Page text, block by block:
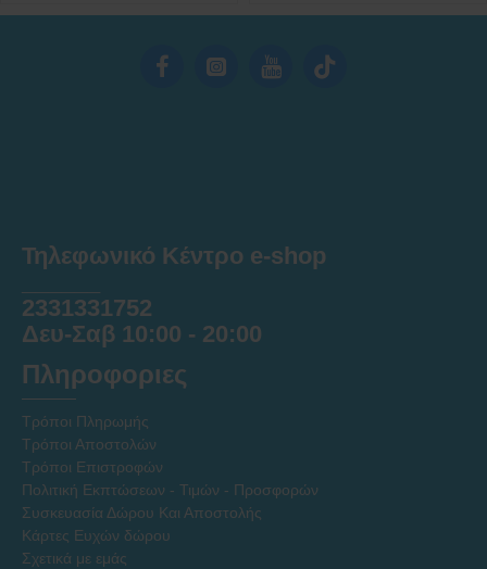
Τηλεφωνικό Κέντρο e-shop
2331331752
Δευ-Σαβ 10:00 - 20:00
Πληροφοριες
Τρόποι Πληρωμής
Τρόποι Αποστολών
Τρόποι Επιστροφών
Πολιτική Εκπτώσεων - Τιμών - Προσφορών
Συσκευασία Δώρου Και Αποστολής
Κάρτες Ευχών δώρου
Σχετικά με εμάς